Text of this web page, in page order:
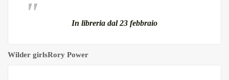
In libreria dal 23 febbraio
Wilder girlsRory Power